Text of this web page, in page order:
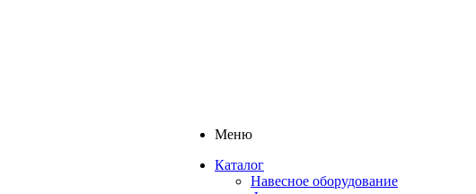
Меню
Каталог
Навесное оборудование